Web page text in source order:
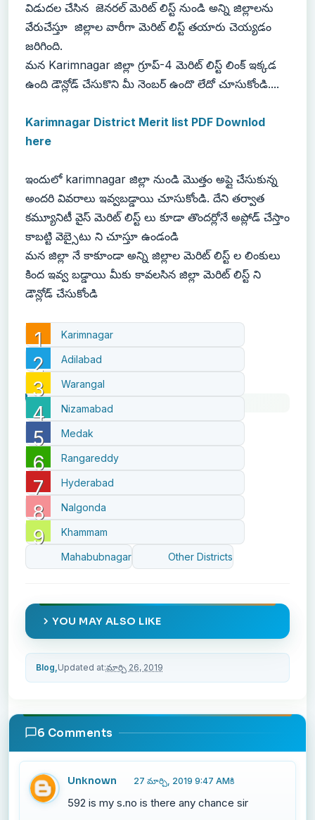
విడుదల చేసిన జెనరల్ మెరిట్ లిస్ట్ నుండి అన్ని జిల్లాలను
వేరుచేస్తూ జిల్లాల వారీగా మెరిట్ లిస్ట్ తయారు చెయ్యడం
జరిగింది.
మన Karimnagar జిల్లా గ్రూప్-4 మెరిట్ లిస్ట్ లింక్ ఇక్కడ
ఉంది డౌన్లోడ్ చేసుకొని మీ నెంబర్ ఉందొ లేదో చూసుకోండి....
Karimnagar District Merit list PDF Downlod
here
ఇందులో karimnagar జిల్లా నుండి మొత్తం అప్లై చేసుకున్న
అందరి వివరాలు ఇవ్వబడ్డాయి చూసుకోండి. దేని తర్వాత
కమ్యూనిటీ వైస్ మెరిట్ లిస్ట్ లు కూడా తొందర్లోనే అప్లోడ్ చేస్తాం
కాబట్టి వెబ్సైటు ని చూస్తూ ఉండండి
మన జిల్లా నే కాకూండా అన్ని జిల్లాల మెరిట్ లిస్ట్ ల లింకులు
కింద ఇవ్వ బడ్డాయి మీకు కావలసిన జిల్లా మెరిట్ లిస్ట్ ని
డౌన్లోడ్ చేసుకోండి
Karimnagar
Adilabad
Warangal
Nizamabad
Medak
Rangareddy
Hyderabad
Nalgonda
Khammam
Mahabubnagar Other Districts
YOU MAY ALSO LIKE
Blog,Updated at:మార్చి 26, 2019
6 Comments
Unknown 27 మార్చి, 2019 9:47 AMకి
592 is my s.no is there any chance sir